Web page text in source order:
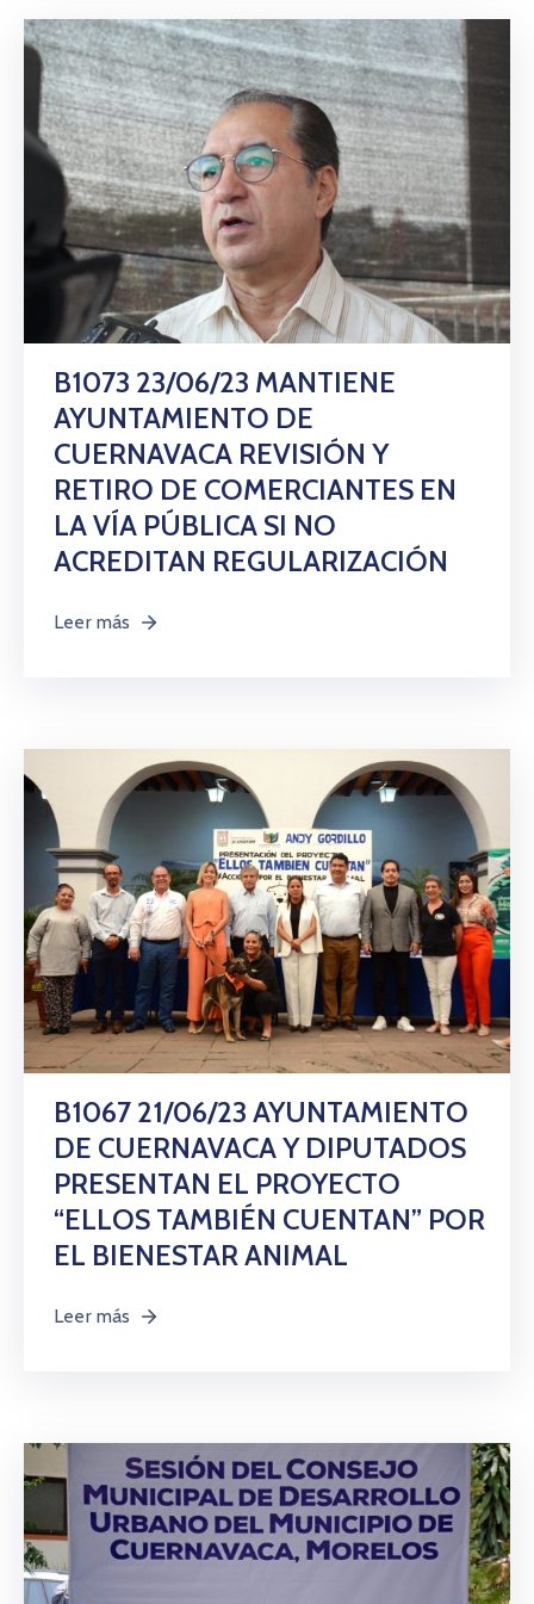
B1073 23/06/23 MANTIENE
AYUNTAMIENTO DE
CUERNAVACA REVISIÓN Y
RETIRO DE COMERCIANTES EN
LA VÍA PÚBLICA SI NO
ACREDITAN REGULARIZACIÓN
Leer más
B1067 21/06/23 AYUNTAMIENTO
DE CUERNAVACA Y DIPUTADOS
PRESENTAN EL PROYECTO
“ELLOS TAMBIÉN CUENTAN” POR
EL BIENESTAR ANIMAL
Leer más